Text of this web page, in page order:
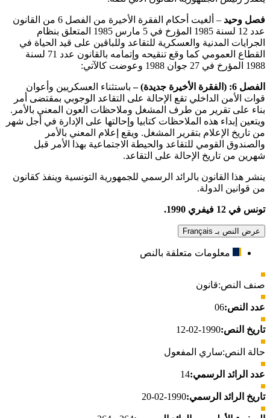
فصل وحيد
– ألغيت أحكام الفقرة الأخيرة من الفصل 6 من القانون
عدد 12 لسنة 1985 المؤرخ في 5 مارس 1985 المتعلق بنظام
الجرايات المدنية والعسكرية للتقاعد وللباقين على قيد الحياة في
القطاع العمومي كما وقع تنقيحه وإتمامه بالقانون عدد 71 لسنة
1988 المؤرخ في 27 جوان 1988 وعوضت كالآتي:
الفصل 6: (الفقرة الأخيرة جديدة) –
باستثناء العسكريين وأعوان
قوات الأمن الداخلي تقع الإحالة على التقاعد الوجوبي بمقتضى أمر
بناء على تقرير من طرف المشغل وملاحظات العون المعني بالأمر.
ويتعين إبداء هذه الملاحظات كتابيا وإحالتها على الإدارة في أجل شهر
من تاريخ الإعلام بتقرير المشغل. ويقع إعلام المعني بالأمر
والصندوق القومي للتقاعد والحيطة الاجتماعية بهذا الأمر قبل
شهرين من تاريخ الإحالة على التقاعد.
ينشر هذا القانون بالرائد الرسمي للجمهورية التونسية وينفذ كقانون
من قوانين الدولة.
تونس في 12 فيفري 1990.
عرض النص بـ Français
معلومات متعلقة بالنص
صنف النص:قانون
عدد النص:06
تاريخ النص:1990-02-12
حالة النص:ساري المفعول
عدد الرائد الرسمي:14
تاريخ الرائد الرسمي:1990-02-20